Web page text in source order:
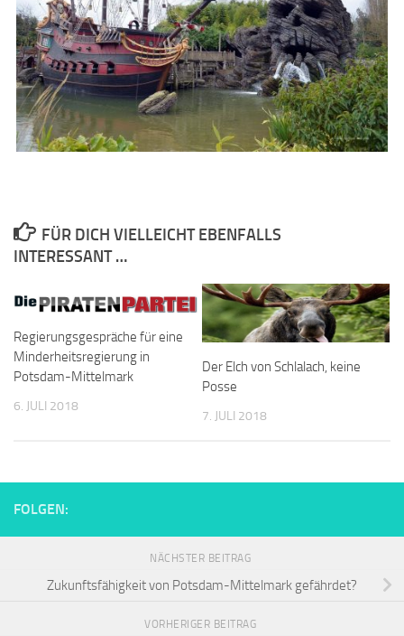
FÜR DICH VIELLEICHT EBENFALLS
INTERESSANT …
Regierungsgespräche für eine
Minderheitsregierung in
Potsdam-Mittelmark
6. JULI 2018
Der Elch von Schlalach, keine
Posse
7. JULI 2018
FOLGEN:
NÄCHSTER BEITRAG
Zukunftsfähigkeit von Potsdam-Mittelmark gefährdet?
VORHERIGER BEITRAG